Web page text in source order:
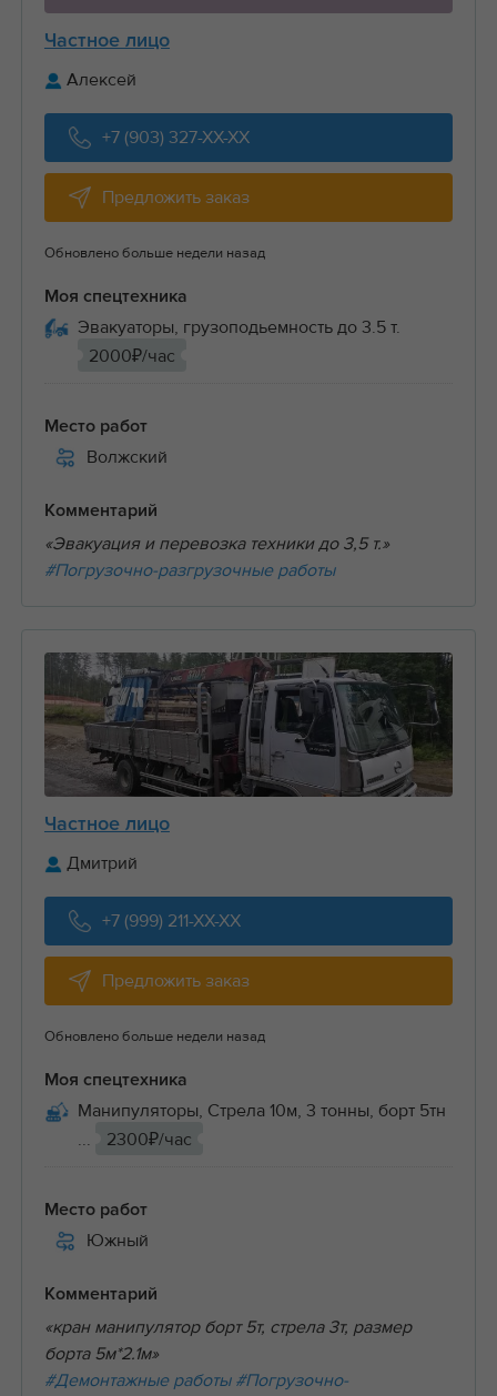
Частное лицо
Алексей
+7 (903) 327-XX-XX
Предложить заказ
Обновлено больше недели назад
Моя спецтехника
Эвакуаторы, грузоподьемность до 3.5 т.
2000₽/час
Место работ
Волжский
Комментарий
«Эвакуация и перевозка техники до 3,5 т.»
#Погрузочно-разгрузочные работы
Частное лицо
Дмитрий
+7 (999) 211-XX-XX
Предложить заказ
Обновлено больше недели назад
Моя спецтехника
Манипуляторы, Стрела 10м, 3 тонны, борт 5тн
...
2300₽/час
Место работ
Южный
Комментарий
«кран манипулятор борт 5т, стрела 3т, размер
борта 5м*2.1м»
#Демонтажные работы #Погрузочно-